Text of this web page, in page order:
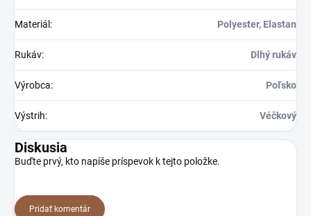
Materiál : Polyester, Elastan
Rukáv: Dlhý rukáv
Výrobca: Poľsko
Výstrih: Véčkový
Diskusia
Buďte prvý, kto napíše príspevok k tejto položke.
Pridať komentár